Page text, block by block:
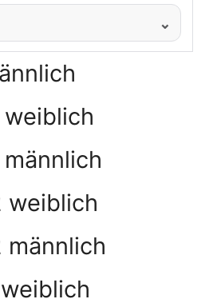
weiblich
weiblich
männlich